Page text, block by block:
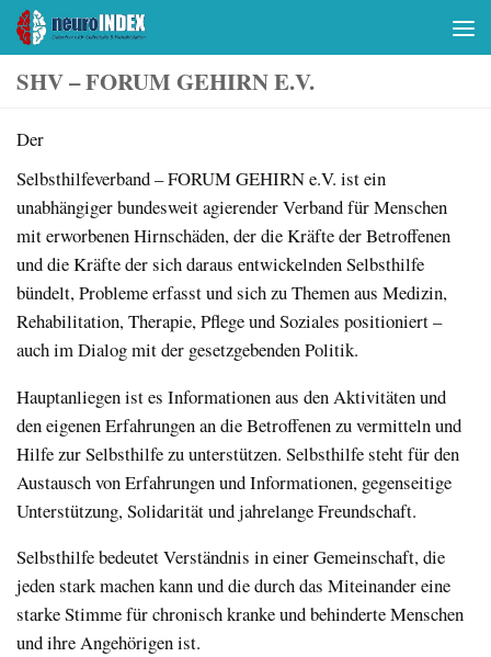
Skip to content
SHV – FORUM GEHIRN E.V.
Der
Selbsthilfeverband – FORUM GEHIRN e.V. ist ein
unabhängiger bundesweit agierender Verband für Menschen
mit erworbenen Hirnschäden, der die Kräfte der Betroffenen
und die Kräfte der sich daraus entwickelnden Selbsthilfe
bündelt, Probleme erfasst und sich zu Themen aus Medizin,
Rehabilitation, Therapie, Pflege und Soziales positi­oniert –
auch im Dialog mit der gesetzgebenden Politik.
Hauptanliegen ist es Informationen aus den Aktivitäten und
den eigenen Erfahrungen an die Betroffenen zu vermitteln und
Hilfe zur Selbsthilfe zu unterstützen. Selbsthilfe steht für den
Austausch von Erfahrungen und Informationen, gegenseitige
Unterstützung, Solidarität und jahrelange Freundschaft.
Selbsthilfe bedeutet Verständnis in einer Gemeinschaft, die
jeden stark machen kann und die durch das Miteinander eine
starke Stimme für chronisch kranke und behinderte Menschen
und ihre Angehörigen ist.